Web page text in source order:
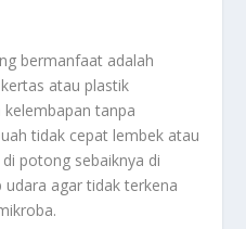
bermanfaat adalah
atau plastik
kelembapan tanpa
tidak cepat lembek atau
potong sebaiknya di
agar tidak terkena